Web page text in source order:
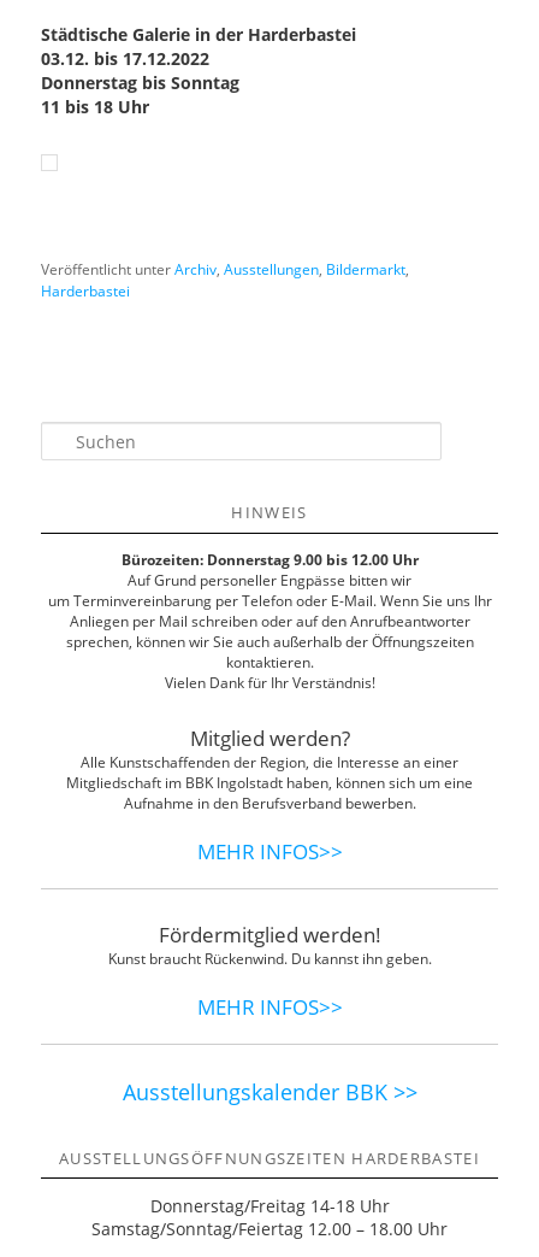
Städtische Galerie in der Harderbastei
03.12. bis 17.12.2022
Donnerstag bis Sonntag
11 bis 18 Uhr
Veröffentlicht unterArchiv,Ausstellungen, Bildermarkt,
Harderbastei
n
HINWEIS
Bürozeiten: Donnerstag 9.00 bis 12.00 Uhr
Auf Grund personeller Engpässe bitten wir
um Terminvereinbarung per Telefon oder E-Mail. Wenn Sie uns Ihr
Anliegen per Mail schreiben oder auf den Anrufbeantworter
sprechen, können wir Sie auch außerhalb der Öffnungszeiten
kontaktieren.
Vielen Dank für Ihr Verständnis!
Mitglied werden?
Alle Kunstschaffenden der Region, die Interesse an einer
Mitgliedschaft im BBK Ingolstadt haben, können sich um eine
Aufnahme in den Berufsverband bewerben.
MEHR INFOS>>
Fördermitglied werden!
Kunst braucht Rückenwind. Du kannst ihn geben.
MEHR INFOS>>
Ausstellungskalender BBK >>
AUSSTELLUNGSÖFFNUNGSZEITEN HARDERBASTEI
Donnerstag/Freitag 14-18 Uhr
Samstag/Sonntag/Feiertag 12.00 – 18.00 Uhr